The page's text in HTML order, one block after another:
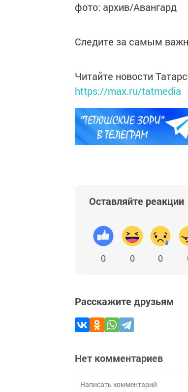
фото: архив/Авангард
Следите за самым
Читайте новости
https://max.ru/tatmedia
Оставляйте реакции
0 0 0
Расскажите друзьям
Нет комментариев